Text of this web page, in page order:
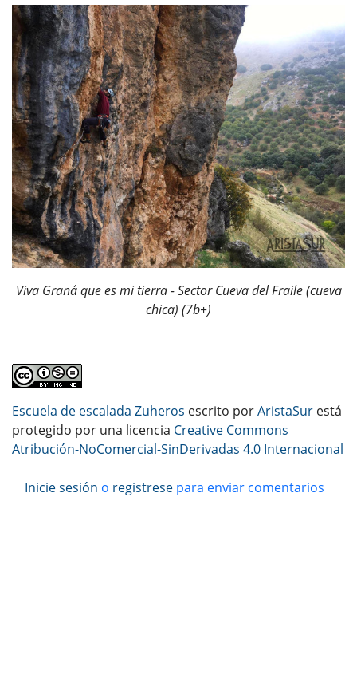
Viva Graná que es mi tierra - Sector Cueva del Fraile (cueva
chica) (7b+)
Escuela de escalada Zuheros escrito porAristaSur está
protegido por una licencia Creative Commons
Atribución-NoComercial-SinDerivadas 4.0 Internacional
Inicie sesión o registrese para enviar comentarios